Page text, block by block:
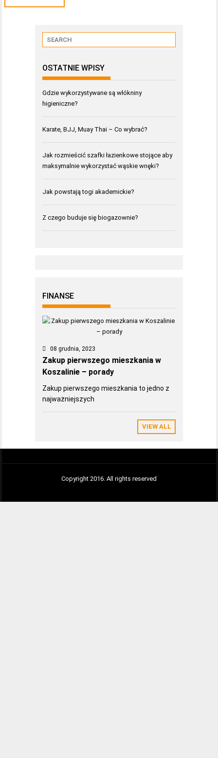
OSTATNIE WPISY
Gdzie wykorzystywane są włókniny
higieniczne?
Karate, BJJ, Muay Thai – Co wybrać?
Jak rozmieścić szafki łazienkowe stojące aby
maksymalnie wykorzystać wąskie wnęki?
Jak powstają togi akademickie?
Z czego buduje się biogazownie?
FINANSE
08 grudnia, 2023
Zakup pierwszego mieszkania w
Koszalinie – porady
Zakup pierwszego mieszkania to jedno z
najważniejszych
VIEW ALL
Copyright 2016. All rights reserved